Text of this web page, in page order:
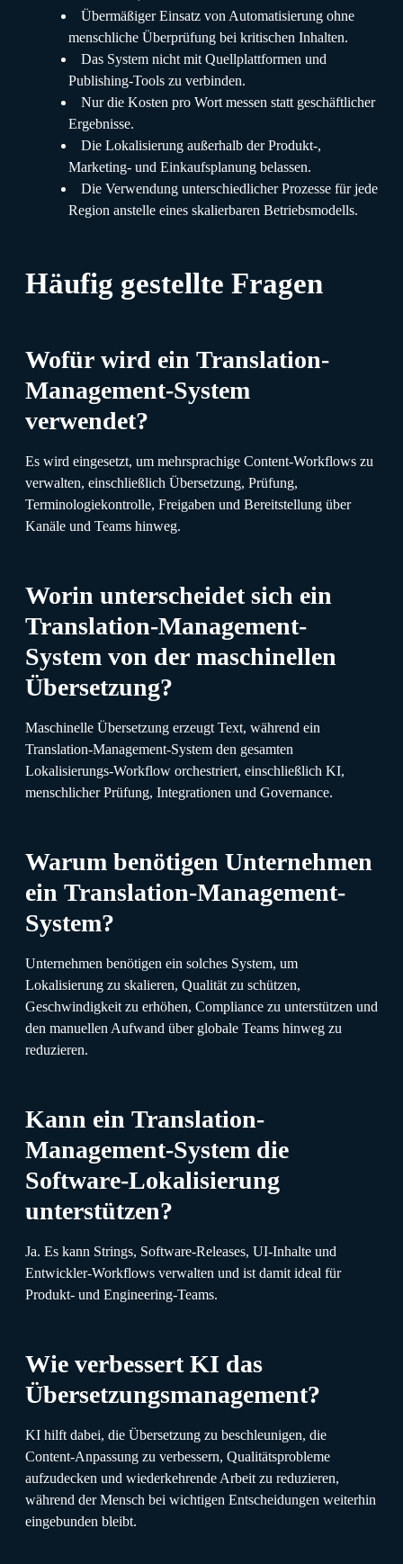
Übermäßiger Einsatz von Automatisierung ohne
menschliche Überprüfung bei kritischen Inhalten.
Das System nicht mit Quellplattformen und
Publishing-Tools zu verbinden.
Nur die Kosten pro Wort messen statt geschäftlicher
Ergebnisse.
Die Lokalisierung außerhalb der Produkt-,
Marketing- und Einkaufsplanung belassen.
Die Verwendung unterschiedlicher Prozesse für jede
Region anstelle eines skalierbaren Betriebsmodells.
Häufig gestellte Fragen
Wofür wird ein Translation-
Management-System
verwendet?
Es wird eingesetzt, um mehrsprachige Content-Workflows zu
verwalten, einschließlich Übersetzung, Prüfung,
Terminologiekontrolle, Freigaben und Bereitstellung über
Kanäle und Teams hinweg.
Worin unterscheidet sich ein
Translation-Management-
System von der maschinellen
Übersetzung?
Maschinelle Übersetzung erzeugt Text, während ein
Translation-Management-System den gesamten
Lokalisierungs-Workflow orchestriert, einschließlich KI,
menschlicher Prüfung, Integrationen und Governance.
Warum benötigen Unternehmen
ein Translation-Management-
System?
Unternehmen benötigen ein solches System, um
Lokalisierung zu skalieren, Qualität zu schützen,
Geschwindigkeit zu erhöhen, Compliance zu unterstützen und
den manuellen Aufwand über globale Teams hinweg zu
reduzieren.
Kann ein Translation-
Management-System die
Software-Lokalisierung
unterstützen?
Ja. Es kann Strings, Software-Releases, UI-Inhalte und
Entwickler-Workflows verwalten und ist damit ideal für
Produkt- und Engineering-Teams.
Wie verbessert KI das
Übersetzungsmanagement?
KI hilft dabei, die Übersetzung zu beschleunigen, die
Content-Anpassung zu verbessern, Qualitätsprobleme
aufzudecken und wiederkehrende Arbeit zu reduzieren,
während der Mensch bei wichtigen Entscheidungen weiterhin
eingebunden bleibt.